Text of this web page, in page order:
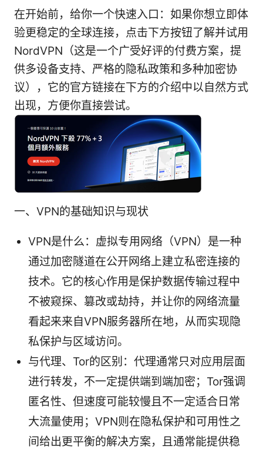
在开始前，给你一个快速入口：如果你想立即体
验更稳定的全球连接，点击下方按钮了解并试用
NordVPN（这是一个广受好评的付费方案，提
供多设备支持、严格的隐私政策和多种加密协
议），它的官方链接在下方的介绍中以自然方式
出现，方便你直接尝试。
一、VPN的基础知识与现状
VPN是什么：虚拟专用网络（VPN）是一种
通过加密隧道在公开网络上建立私密连接的
技术。它的核心作用是保护数据传输过程中
不被窥探、篡改或劫持，并让你的网络流量
看起来来自VPN服务器所在地，从而实现隐
私保护与区域访问。
与代理、Tor的区别：代理通常只对应用层面
进行转发，不一定提供端到端加密；Tor强调
匿名性、但速度可能较慢且不一定适合日常
大流量使用；VPN则在隐私保护和可用性之
间给出更平衡的解决方案，且通常能提供稳